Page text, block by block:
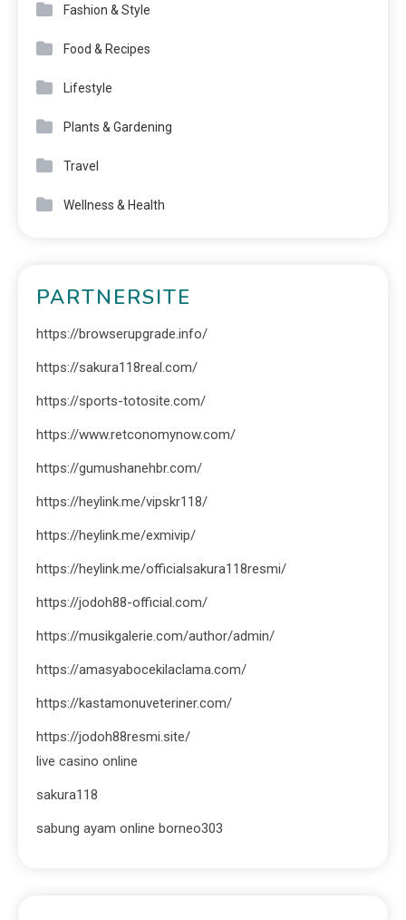
Fashion & Style
Food & Recipes
Lifestyle
Plants & Gardening
Travel
Wellness & Health
PARTNERSITE
https://browserupgrade.info/
https://sakura118real.com/
https://sports-totosite.com/
https://www.retconomynow.com/
https://gumushanehbr.com/
https://heylink.me/vipskr118/
https://heylink.me/exmivip/
https://heylink.me/officialsakura118resmi/
https://jodoh88-official.com/
https://musikgalerie.com/author/admin/
https://amasyabocekilaclama.com/
https://kastamonuveteriner.com/
https://jodoh88resmi.site/
live casino online
sakura118
sabung ayam online borneo303